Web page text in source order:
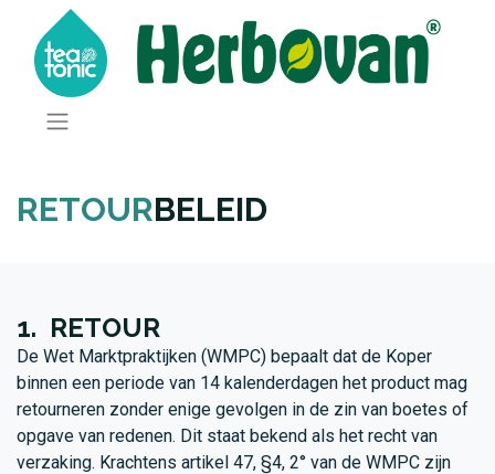
RETOURBELEID
1. RETOUR
De Wet Marktpraktijken (WMPC) bepaalt dat de Koper
binnen een periode van 14 kalenderdagen het product mag
retourneren zonder enige gevolgen in de zin van boetes of
opgave van redenen. Dit staat bekend als het recht van
verzaking. Krachtens artikel 47, §4, 2° van de WMPC zijn